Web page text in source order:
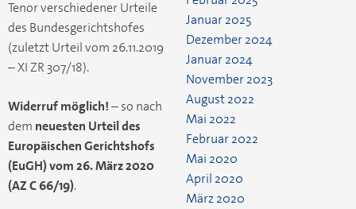
Tenor verschiedener Urteile
des Bundesgerichtshofes
(zuletzt Urteil vom 26.11.2019
– XI ZR 307/18).
Widerruf möglich!– so nach
dem neuesten Urteil des
Europäischen Gerichtshofs
(EuGH)vom 26. März 2020
(AZ C 66/19).
Januar 2025
Dezember 2024
Januar 2024
November 2023
August 2022
Mai 2022
Februar 2022
Mai 2020
April 2020
März 2020